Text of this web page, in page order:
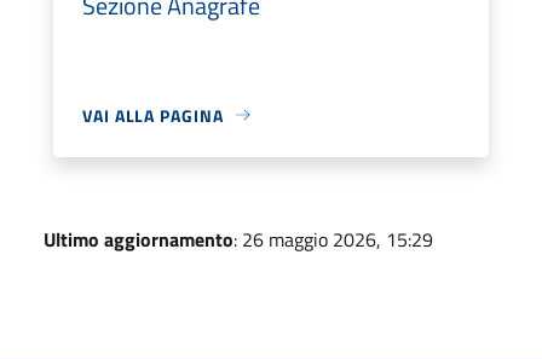
VAI ALLA PAGINA
Ultimo aggiornamento: 26 maggio 2026, 15:29